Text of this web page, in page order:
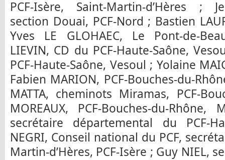
PCF-Isère, Saint-Martin-d’Hères ;
section Douai, PCF-Nord ; Bastien
Yves LE GLOHAEC, Le Pont-de-
LIEVIN, CD du PCF-Haute-Saône,
PCF-Haute-Saône, Vesoul ; Yolaine
Fabien MARION, PCF-Bouches-du-
MATTA, cheminots Miramas, PCF-
MOREAUX, PCF-Bouches-du-Rhône,
secrétaire départemental du PCF-
NEGRI, Conseil national du PCF,
Martin-d’Hères, PCF-Isère ; Guy NIEL,